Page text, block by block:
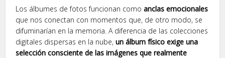
Los álbumes de fotos funcionan comoanclas emocionales
que nos conectan con momentos que, de otro modo, se
difuminarían en la memoria. A diferencia de las colecciones
digitales dispersas en la nube,un álbum físico exige una
selección consciente de las imágenes que realmente